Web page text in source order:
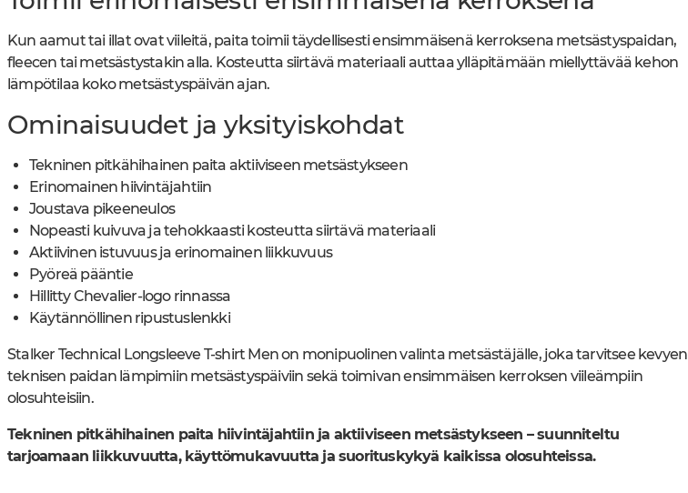
Kun aamut tai illat ovat viileitä, paita toimii täydellisesti ensimmäisenä kerroksena metsästyspaidan,
fleecen tai metsästystakin alla. Kosteutta siirtävä materiaali auttaa ylläpitämään miellyttävää kehon
lämpötilaa koko metsästyspäivän ajan.
Ominaisuudet ja yksityiskohdat
Tekninen pitkähihainen paita aktiiviseen metsästykseen
Erinomainen hiivintäjahtiin
Joustava pikeeneulos
Nopeasti kuivuva ja tehokkaasti kosteutta siirtävä materiaali
Aktiivinen istuvuus ja erinomainen liikkuvuus
Pyöreä pääntie
Hillitty Chevalier-logo rinnassa
Käytännöllinen ripustuslenkki
Stalker Technical Longsleeve T-shirt Men on monipuolinen valinta metsästäjälle, joka tarvitsee kevyen
teknisen paidan lämpimiin metsästyspäiviin sekä toimivan ensimmäisen kerroksen viileämpiin
olosuhteisiin.
Tekninen pitkähihainen paita hiivintäjahtiin ja aktiiviseen metsästykseen – suunniteltu
tarjoamaan liikkuvuutta, käyttömukavuutta ja suorituskykyä kaikissa olosuhteissa.